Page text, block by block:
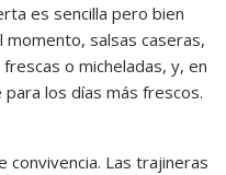
es sencilla pero bien
salsas caseras,
o micheladas, y, en
los días más frescos.
convivencia. Las trajineras